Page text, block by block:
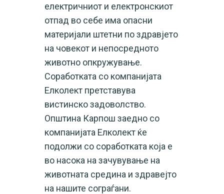
електричниот и електронскиот
отпад во себе има опасни
материјали штетни по здравјето
на човекот и непосредното
животно опкружување.
Соработката со компанијата
Елколект претставува
вистинско задоволство.
Општина Карпош заедно со
компанијата Елколект ќе
подолжи со соработката која е
во насока на зачувување на
животната средина и здравејто
на нашите сограѓани.